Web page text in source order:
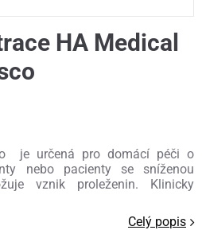
HA Medical
je určená pro domácí péči o
nebo pacienty se sníženou
vznik proleženin. Klinicky
Celý popis